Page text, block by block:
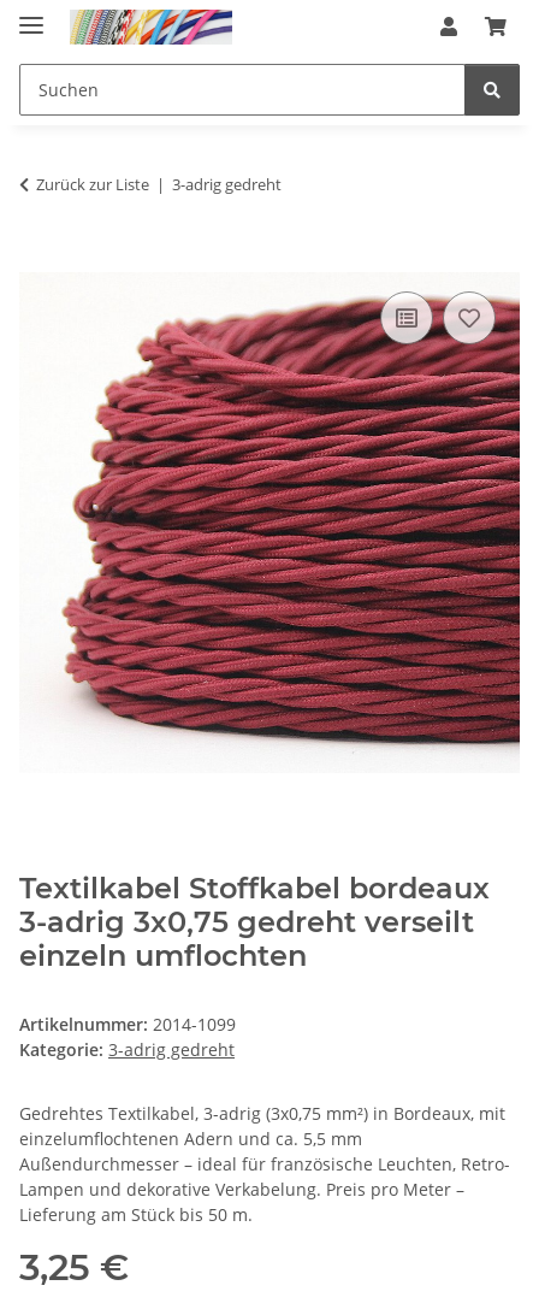
Zurück zur Liste 3-adrig gedreht
Textilkabel Stoffkabel bordeaux
3-adrig 3x0,75 gedreht verseilt
einzeln umflochten
Artikelnummer: 2014-1099
Kategorie: 3-adrig gedreht
Gedrehtes Textilkabel, 3-adrig (3x0,75 mm²) in Bordeaux, mit
einzelumflochtenen Adern und ca. 5,5 mm
Außendurchmesser – ideal für französische Leuchten, Retro-
Lampen und dekorative Verkabelung. Preis pro Meter –
Lieferung am Stück bis 50 m.
3,25 €